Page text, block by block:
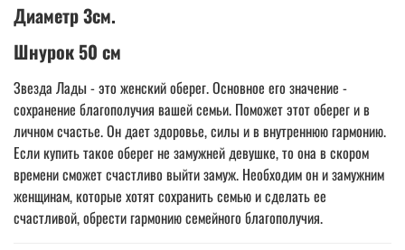
Диаметр 3см.
Шнурок 50 см
Звезда Лады - это женский оберег. Основное его значение -
сохранение благополучия вашей семьи. Поможет этот оберег и в
личном счастье. Он дает здоровье, силы и в внутреннюю гармонию.
Если купить такое оберег не замужней девушке, то она в скором
времени сможет счастливо выйти замуж. Необходим он и замужним
женщинам, которые хотят сохранить семью и сделать ее
счастливой, обрести гармонию семейного благополучия.